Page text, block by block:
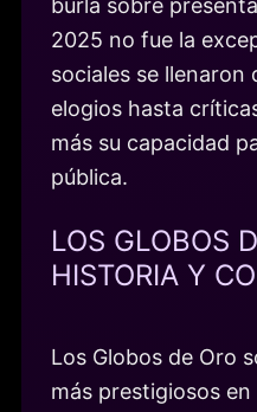
burla sobre
2025 no fue la
sociales se llenaron
elogios hasta
más su capacidad
pública.
LOS GLOBOS
HISTORIA Y
Los Globos de Oro
más prestigiosos